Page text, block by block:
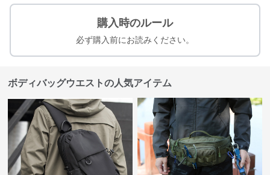
購入時のルール
必ず購入前にお読みください。
ボディバッグウエストの人気アイテム